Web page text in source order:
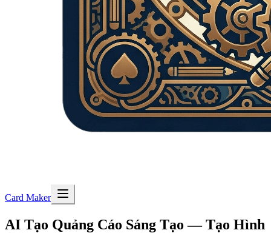
Card Maker
AI Tạo Quảng Cáo Sáng Tạo — Tạo Hình